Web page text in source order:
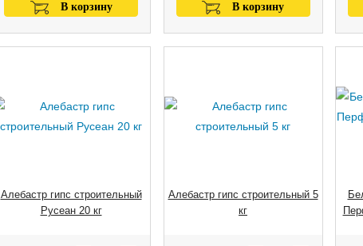
В корзину В корзину
Алебастр гипс строительный
Русеан 20 кг
Алебастр гипс строительный 5
кг